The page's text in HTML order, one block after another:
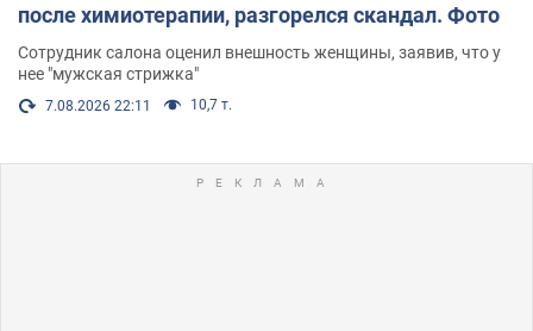
после химиотерапии, разгорелся скандал. Фото
Сотрудник салона оценил внешность женщины, заявив, что у
нее "мужская стрижка"
7.08.2026 22:11 10,7 т.